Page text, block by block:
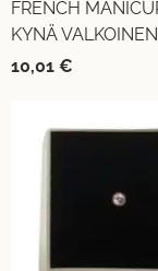
FRENCH
KYNÄ
10,01 €